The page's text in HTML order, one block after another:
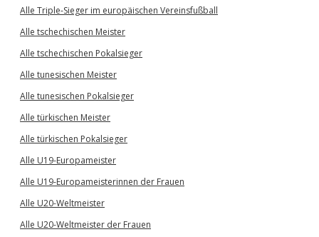
Alle Triple-Sieger im europäischen Vereinsfußball
Alle tschechischen Meister
Alle tschechischen Pokalsieger
Alle tunesischen Meister
Alle tunesischen Pokalsieger
Alle türkischen Meister
Alle türkischen Pokalsieger
Alle U19-Europameister
Alle U19-Europameisterinnen der Frauen
Alle U20-Weltmeister
Alle U20-Weltmeister der Frauen